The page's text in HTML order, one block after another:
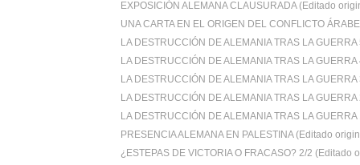
EXPOSICIÓN ALEMANA CLAUSURADA (Editado
UNA CARTA EN EL ORIGEN DEL CONFLICTO
LA DESTRUCCIÓN DE ALEMANIA TRAS LA GUERRA
LA DESTRUCCIÓN DE ALEMANIA TRAS LA GUERRA
LA DESTRUCCIÓN DE ALEMANIA TRAS LA GUERRA
LA DESTRUCCIÓN DE ALEMANIA TRAS LA GUERRA
LA DESTRUCCIÓN DE ALEMANIA TRAS LA GUERRA
PRESENCIA ALEMANA EN PALESTINA (Editado
¿ESTEPAS DE VICTORIA O FRACASO? 2/2 (Editado